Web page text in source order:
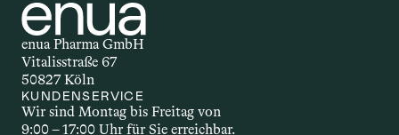
oder Creme: Die Form der Anwendung
beeinflusst, wie schnell und wie stark
der Wirkstoff wirkt. Welche
Applikationsform gewählt wird, hängt
unter anderem vom Wirkstoff selbst,
dem gewünschten Effekt und den
enua Pharma GmbH
Vitalisstraße 67
50827 Köln
KUNDENSERVICE
Wir sind Montag bis Freitag von
9:00 – 17:00 Uhr für Sie erreichbar.